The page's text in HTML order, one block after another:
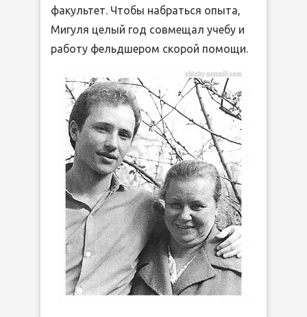
факультет. Чтобы набраться опыта,
Мигуля целый год совмещал учебу и
работу фельдшером скорой помощи.